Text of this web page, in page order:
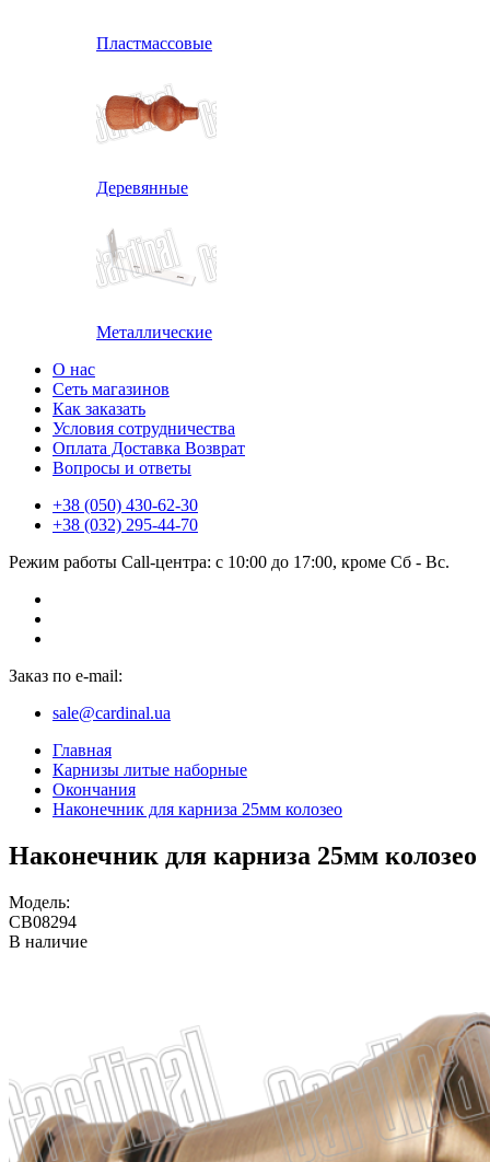
Пластмассовые
Деревянные
Металлические
О нас
Сеть магазинов
Как заказать
Условия сотрудничества
Оплата Доставка Возврат
Вопросы и ответы
+38 (050) 430-62-30
+38 (032) 295-44-70
Режим работы Call-центра: с 10:00 до 17:00, кроме Сб - Вс.
Заказ по e-mail:
sale@cardinal.ua
Главная
Карнизы литые наборные
Окончания
Наконечник для карниза 25мм колозео
Наконечник для карниза 25мм колозео
Модель:
CB08294
В наличие